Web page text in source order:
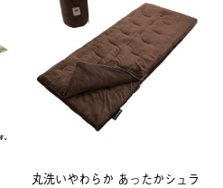
丸洗いやわらか あったかシュラ